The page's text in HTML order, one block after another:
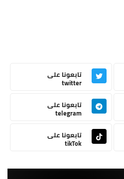
تابعونا على
twitter
تابعونا على
telegram
تابعونا على
tikTok